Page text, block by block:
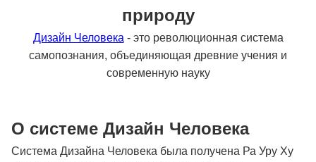
природу
Дизайн Человека - это революционная система
самопознания, объединяющая древние учения и
современную науку
О системе Дизайн Человека
Система Дизайна Человека была получена Ра Уру Ху